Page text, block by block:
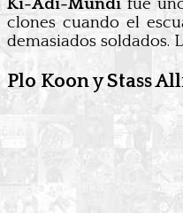
Ki-Adi-Mundi fue
clones cuando el
demasiados soldados.
Plo Koon y Stass